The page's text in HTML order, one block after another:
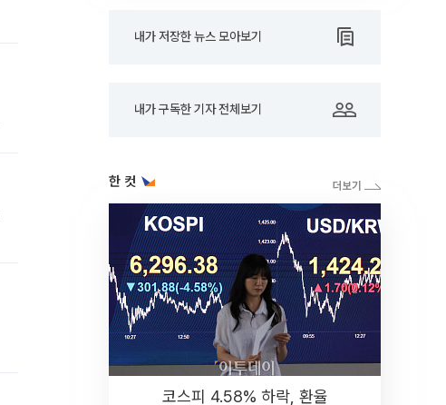
내가 저장한 뉴스 모아보기
내가 구독한 기자 전체보기
한 컷
코스피 4.58% 하락, 환율